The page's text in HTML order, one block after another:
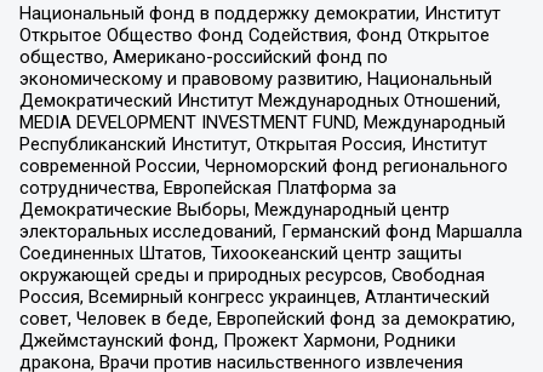
Национальный фонд в поддержку демократии, Институт
Открытое Общество Фонд Содействия, Фонд Открытое
общество, Американо-российский фонд по
экономическому и правовому развитию, Национальный
Демократический Институт Международных Отношений,
MEDIA DEVELOPMENT INVESTMENT FUND, Международный
Республиканский Институт, Открытая Россия, Институт
современной России, Черноморский фонд регионального
сотрудничества, Европейская Платформа за
Демократические Выборы, Международный центр
электоральных исследований, Германский фонд Маршалла
Соединенных Штатов, Тихоокеанский центр защиты
окружающей среды и природных ресурсов, Свободная
Россия, Всемирный конгресс украинцев, Атлантический
совет, Человек в беде, Европейский фонд за демократию,
Джеймстаунский фонд, Прожект Хармони, Родники
дракона, Врачи против насильственного извлечения